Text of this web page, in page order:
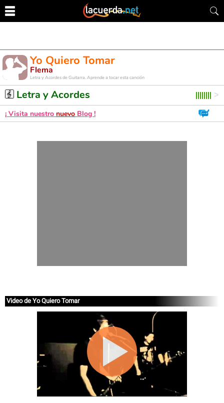
Yo Quiero Tomar
Flema
Letra y Acordes de Guitarra. Aprende a tocar esta canción
Letra y Acordes
¡ Visita nuestro nuevo Blog !
Video de Yo Quiero Tomar